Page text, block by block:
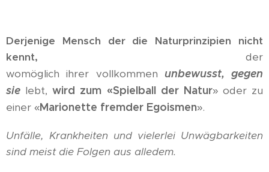
Derjenige Mensch der die Naturprinzipien nicht
kennt, der
womöglich ihrer vollkommen unbewusst, gegen
sie lebt,wird zum «Spielball der Natur» oder zu
einer «Marionette fremder Egoismen».
Unfälle, Krankheiten und vielerlei Unwägbarkeiten
sind meist die Folgen aus alledem.